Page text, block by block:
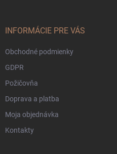
INFORMÁCIE PRE VÁS
Obchodné podmienky
GDPR
Požičovňa
Doprava a platba
Moja objednávka
Kontakty